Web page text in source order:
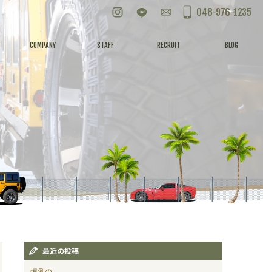
お問い合わせ
048-976-1235
COMPANY STAFF RECRUIT BLOG
最近の投稿